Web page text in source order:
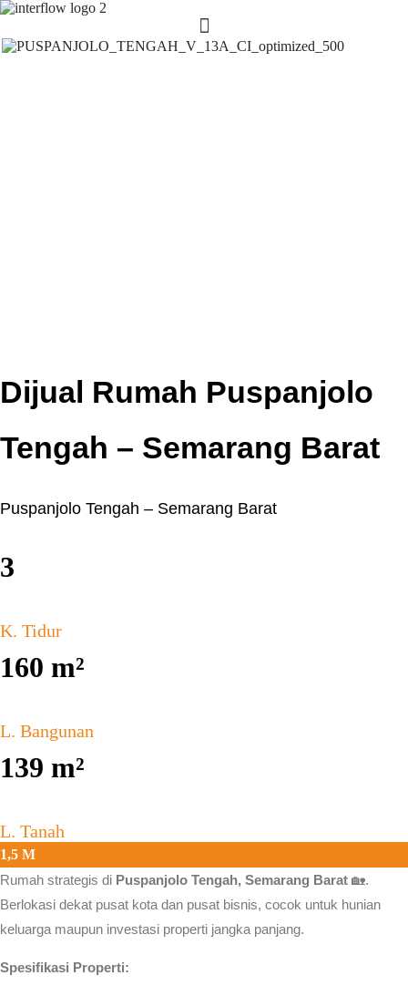
Dijual Rumah Puspanjolo
Tengah – Semarang Barat
Puspanjolo Tengah – Semarang Barat
3
K. Tidur
160 m²
L. Bangunan
139 m²
L. Tanah
1,5 M
Rumah strategis di Puspanjolo Tengah, Semarang Barat 🏡.
Berlokasi dekat pusat kota dan pusat bisnis, cocok untuk hunian
keluarga maupun investasi properti jangka panjang.
Spesifikasi Properti: